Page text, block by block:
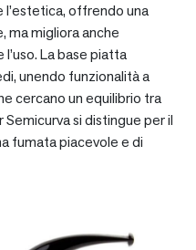
l’estetica, offrendo una
ma migliora anche
La base piatta
unendo funzionalità a
cercano un equilibrio tra
si distingue per il
fumata piacevole e di